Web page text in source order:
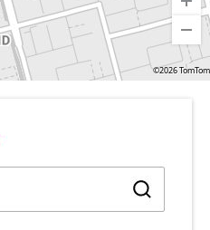
©2026 TomTom
Vind een